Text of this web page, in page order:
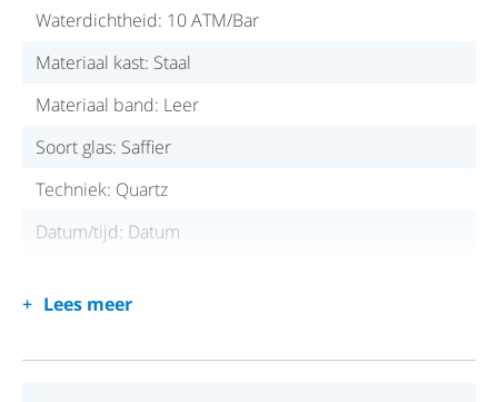
Waterdichtheid: 10 ATM/Bar
Materiaal kast: Staal
Materiaal band: Leer
Soort glas: Saffier
Techniek: Quartz
Datum/tijd: Datum
Kastvorm: Rond
Kleur wijzerplaat: Zwart
Lees meer